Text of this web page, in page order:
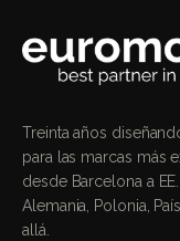
Treinta años
para las marcas más
desde Barcelona a
Alemania, Polonia,
allá.